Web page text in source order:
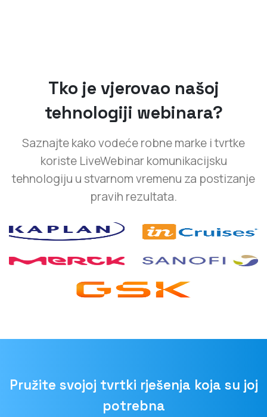
Tko je vjerovao našoj
tehnologiji webinara?
Saznajte kako vodeće robne marke i tvrtke
koriste LiveWebinar komunikacijsku
tehnologiju u stvarnom vremenu za postizanje
pravih rezultata.
Pružite svojoj tvrtki rješenja koja su joj
potrebna